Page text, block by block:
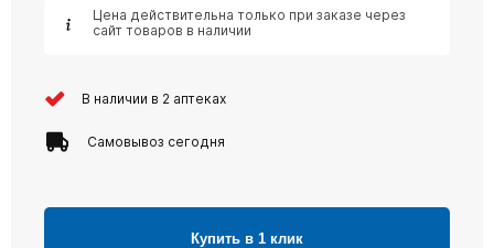
Цена действительна только при заказе через
сайт товаров в наличии
В наличии в 2 аптеках
Самовывоз сегодня
Купить в 1 клик